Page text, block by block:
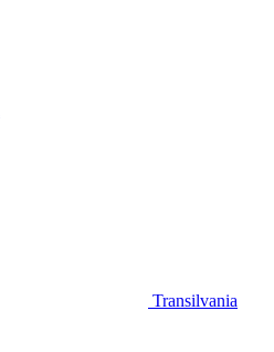
Transilvania